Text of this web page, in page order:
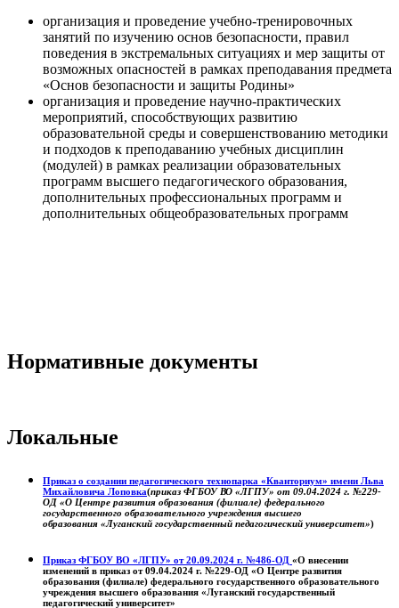
организация и проведение учебно-тренировочных
занятий по изучению основ безопасности, правил
поведения в экстремальных ситуациях и мер защиты от
возможных опасностей в рамках преподавания предмета
«Основ безопасности и защиты Родины»
организация и проведение научно-практических
мероприятий, способствующих развитию
образовательной среды и совершенствованию методики
и подходов к преподаванию учебных дисциплин
(модулей) в рамках реализации образовательных
программ высшего педагогического образования,
дополнительных профессиональных программ и
дополнительных общеобразовательных программ
Нормативные документы
Локальные
Приказ о создании педагогического технопарка «Кванториум» имени Льва
Михайловича Лоповка(приказ ФГБОУ ВО «ЛГПУ» от 09.04.2024 г. №229-
ОД «О Центре развития образования (филиале) федерального
государственного образовательного учреждения высшего
образования «Луганский государственный педагогический университет»)
Приказ ФГБОУ ВО «ЛГПУ» от 20.09.2024 г. №486-ОД «О внесении
изменений в приказ от 09.04.2024 г. №229-ОД «О Центре развития
образования (филиале) федерального государственного образовательного
учреждения высшего образования «Луганский государственный
педагогический университет»